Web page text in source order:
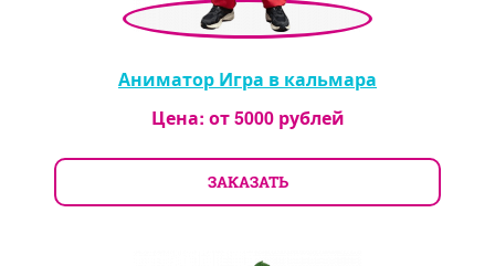
Аниматор Игра в кальмара
Цена: от5000рублей
ЗАКАЗАТЬ